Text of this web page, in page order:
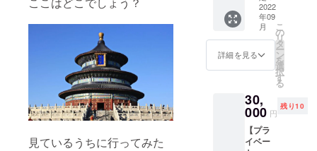
見ているうちに行ってみた
スマ
ホ・タ
ブレッ
のデバ
イスと
トワー
ク環境
が必要
です。
テル１
０％、
メッ
シュ ・
UVcut
、ドラ
ツ ・サ
イズ：
ポート
しま
す。 ・
旅行を
計画し
知人へ
のプレ
ゼント
として
もご利
国…）
のガイ
ドさん
を６時
間貸切
で各地
をご案
リアル
パーソ
ナルツ
アー ・
知識・
2022
年09
月
詳細を見る
こ
の
リ
タ
ー
ン
を
選
択
す
る
30,
000 円
残り10
【プラ
イベー